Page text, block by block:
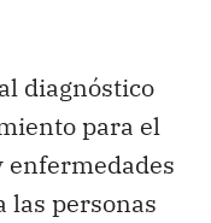
diagnóstico
para el
enfermedades
las personas